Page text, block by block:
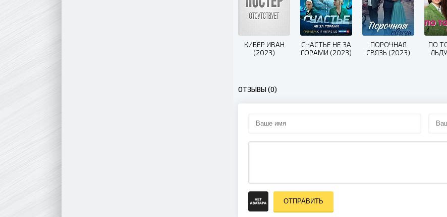
КИБЕР ИВАН
(2023)
СЧАСТЬЕ НЕ ЗА
ГОРАМИ (2023)
ПОРОЧНАЯ
СВЯЗЬ (2023)
ПО
ОТЗЫВЫ (0)
ОТПРАВИТЬ